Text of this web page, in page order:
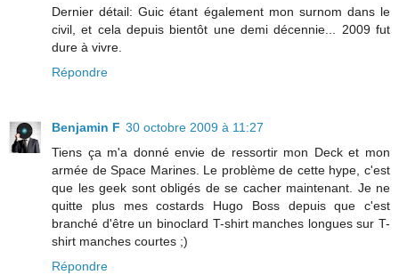
Dernier détail: Guic étant également mon surnom dans le
civil, et cela depuis bientôt une demi décennie... 2009 fut
dure à vivre.
Répondre
Benjamin F 30 octobre 2009 à 11:27
Tiens ça m'a donné envie de ressortir mon Deck et mon
armée de Space Marines. Le problème de cette hype, c'est
que les geek sont obligés de se cacher maintenant. Je ne
quitte plus mes costards Hugo Boss depuis que c'est
branché d'être un binoclard T-shirt manches longues sur T-
shirt manches courtes ;)
Répondre